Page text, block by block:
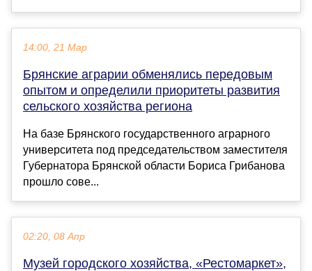
14:00, 21 Мар
Брянские аграрии обменялись передовым
опытом и определили приоритеты развития
сельского хозяйства региона
На базе Брянского государственного аграрного
университета под председательством заместителя
Губернатора Брянской области Бориса Грибанова
прошло сове...
02:20, 08 Апр
Музей городского хозяйства, «Рестомаркет»,